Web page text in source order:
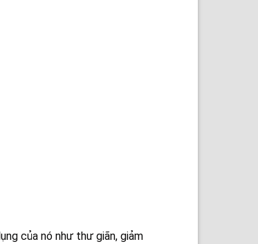
của nó như thư giãn, giảm